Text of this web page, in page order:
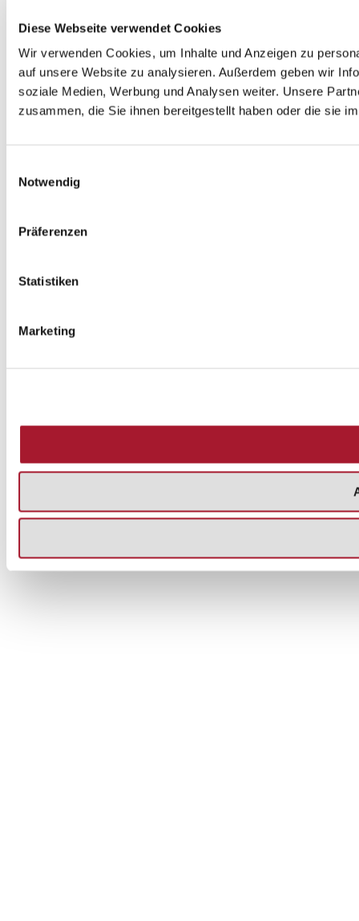
Diese Webseite verwendet Cookies
Wir verwenden Cookies, um Inhalte und Anzeigen zu
auf unsere Website zu analysieren. Außerdem geben wir
soziale Medien, Werbung und Analysen weiter. Unsere
zusammen, die Sie ihnen bereitgestellt haben oder die sie
Notwendig
Präferenzen
Statistiken
Marketing